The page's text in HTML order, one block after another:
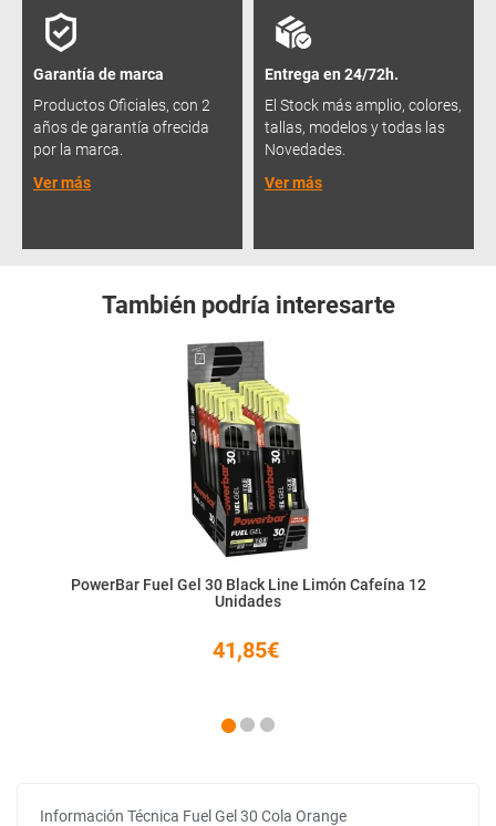
Garantía de marca
Productos Oficiales, con 2
años de garantía ofrecida
por la marca.
Ver más
Entrega en 24/72h.
El Stock más amplio, colores,
tallas, modelos y todas las
Novedades.
Ver más
También podría interesarte
PowerBar Fuel Gel 30 Black Line Limón Cafeína 12
Unidades
41,85€
Información Técnica Fuel Gel 30 Cola Orange